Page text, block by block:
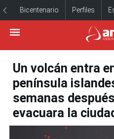
Bicentenario Perfiles
Un volcán entra
península
semanas
evacuara la